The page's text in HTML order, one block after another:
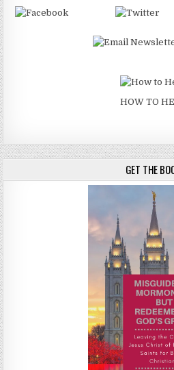
HOW TO
GET THE